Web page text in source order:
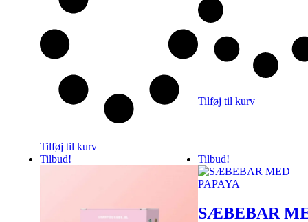
Tilføj til kurv
Tilføj til kurv
Tilbud! Tilbud!
SÆBEBAR